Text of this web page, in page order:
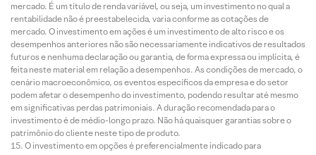
mercado. É um título de renda variável, ou seja, um investimento no qual a
rentabilidade não é preestabelecida, varia conforme as cotações de
mercado. O investimento em ações é um investimento de alto risco e os
desempenhos anteriores não são necessariamente indicativos de resultados
futuros e nenhuma declaração ou garantia, de forma expressa ou implícita, é
feita neste material em relação a desempenhos. As condições de mercado, o
cenário macroeconômico, os eventos específicos da empresa e do setor
podem afetar o desempenho do investimento, podendo resultar até mesmo
em significativas perdas patrimoniais. A duração recomendada para o
investimento é de médio-longo prazo. Não há quaisquer garantias sobre o
patrimônio do cliente neste tipo de produto.
O investimento em opções é preferencialmente indicado para